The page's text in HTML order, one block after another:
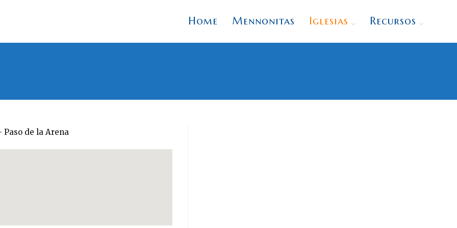
Home Mennonitas Iglesias Recursos
Paso de la Arena